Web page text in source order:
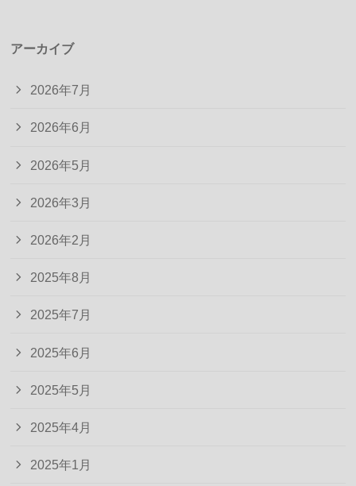
アーカイブ
2026年7月
2026年6月
2026年5月
2026年3月
2026年2月
2025年8月
2025年7月
2025年6月
2025年5月
2025年4月
2025年1月